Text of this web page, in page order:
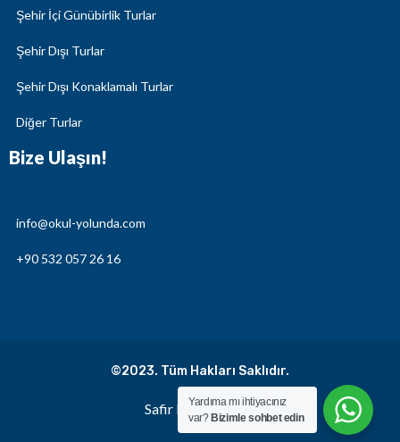
Şehir İçi Günübirlik Turlar
Şehir Dışı Turlar
Şehir Dışı Konaklamalı Turlar
Diğer Turlar
Bize Ulaşın!
info@okul-yolunda.com
+90 532 057 26 16
©2023. Tüm Hakları Saklıdır.
Safir Kreatif Ajans
Yardıma mı ihtiyacınız
var? Bizimle sohbet edin